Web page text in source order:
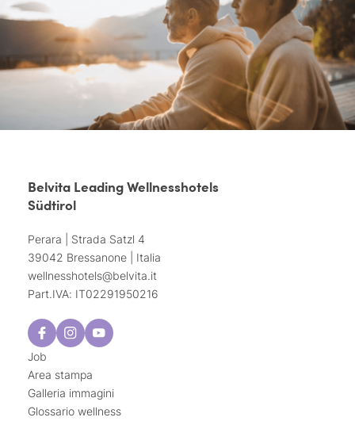
Belvita Leading Wellnesshotels
Südtirol
Perara | Strada Satzl 4
39042 Bressanone | Italia
wellnesshotels@belvita.it
Part.IVA: IT02291950216
Job
Area stampa
Galleria immagini
Glossario wellness